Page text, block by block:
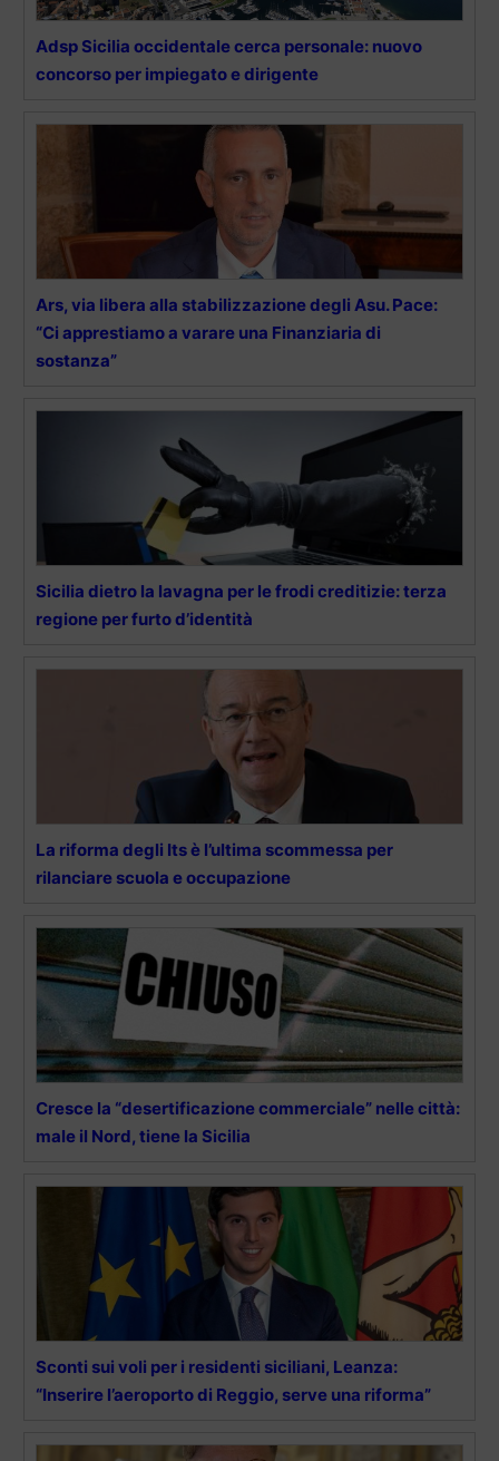
Adsp Sicilia occidentale cerca personale: nuovo
concorso per impiegato e dirigente
Ars, via libera alla stabilizzazione degli Asu. Pace:
“Ci apprestiamo a varare una Finanziaria di
sostanza”
Sicilia dietro la lavagna per le frodi creditizie: terza
regione per furto d’identità
La riforma degli Its è l’ultima scommessa per
rilanciare scuola e occupazione
Cresce la “desertificazione commerciale” nelle città:
male il Nord, tiene la Sicilia
Sconti sui voli per i residenti siciliani, Leanza:
“Inserire l’aeroporto di Reggio, serve una riforma”